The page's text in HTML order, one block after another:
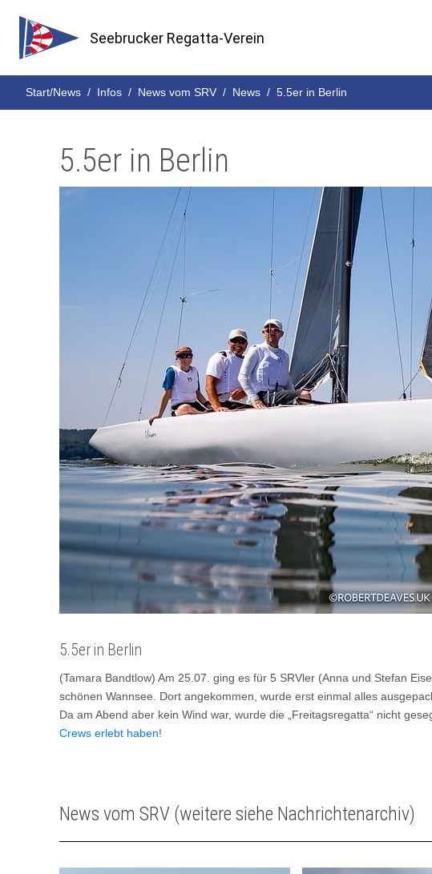
Seebrucker Regatta-Verein
Start/News Infos News vom SRV News 5.5er in Berlin
5.5er in Berlin
5.5er in Berlin
(Tamara Bandtlow) Am 25.07. ging es für 5 SRVler (Anna und Stefan
schönen Wannsee. Dort angekommen, wurde erst einmal alles
Da am Abend aber kein Wind war, wurde die „Freitagsregatta“ nicht
Crews erlebt haben!
News vom SRV (weitere siehe Nachrichtenarchiv)